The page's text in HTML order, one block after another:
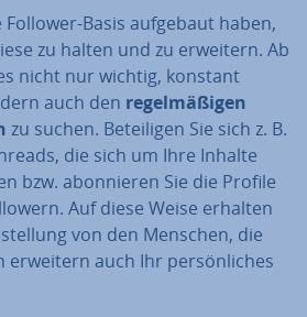
Follower-Basis aufgebaut haben,
zu halten und zu erweitern. Ab
nicht nur wichtig, konstant
auch den re­gel­mä­ßi­gen
zu suchen. Be­tei­li­gen Sie sich z. B.
die sich um Ihre Inhalte
bzw. abon­nie­ren Sie die Profile
Auf diese Weise erhalten
von den Menschen, die
erweitern auch Ihr per­sön­li­ches